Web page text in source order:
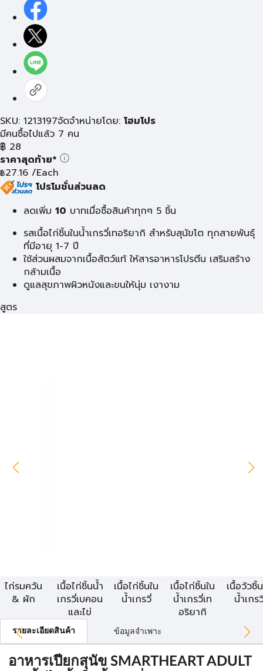
SKU: 1213197จัดจำหน่ายโดย: โฮมโปร
มีคนซื้อไปแล้ว 7 คน
฿ 28
ราคาสุดท้าย*
฿27.16 /Each
โปรโมชั่นส่วนลด
ลดเพิ่ม 10 บาทเมื่อซื้อสินค้าทุกๆ 5 ชิ้น
รสเนื้อไก่ชิ้นในน้ำเกรวี่เทอริยากิ สำหรับสุนัขโต ทุกสายพันธุ์
ที่มีอายุ 1-7 ปี
ใช้ส่วนผสมจากเนื้อสัตว์แท้ ให้สารอาหารโปรตีน เสริมสร้าง
กล้ามเนื้อ
ดูแลสุขภาพผิวหนังและขนให้นุ่ม เงางาม
สูตร
ไก่รมควัน
& ผัก
เนื้อไก่ชิ้นน้ำ
เกรวี่เบคอน
และไข่
เนื้อไก่ชิ้นใน
น้ำเกรวี่
เนื้อไก่ชิ้นใน
น้ำเกรวี่เท
อริยากิ
เนื้อวัวชิ้
น้ำเกร
รายละเอียดสินค้า ข้อมูลจำเพาะ
อาหารเปียกสุนัข SMARTHEART ADULT